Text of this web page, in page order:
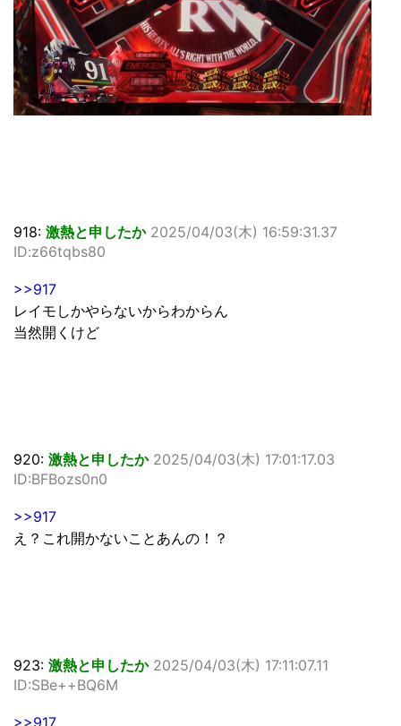
918: 激熱と申したか 2025/04/03(木) 16:59:31.37
ID:z66tqbs80
>>917
レイモしかやらないからわからん
当然開くけど
920: 激熱と申したか 2025/04/03(木) 17:01:17.03
ID:BFBozs0n0
>>917
え？これ開かないことあんの！？
923: 激熱と申したか 2025/04/03(木) 17:11:07.11
ID:SBe++BQ6M